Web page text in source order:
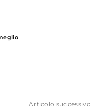
Articolo successivo